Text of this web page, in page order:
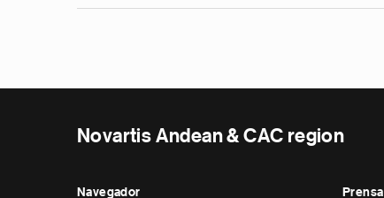
Novartis Andean & CAC region
Navegador Prensa